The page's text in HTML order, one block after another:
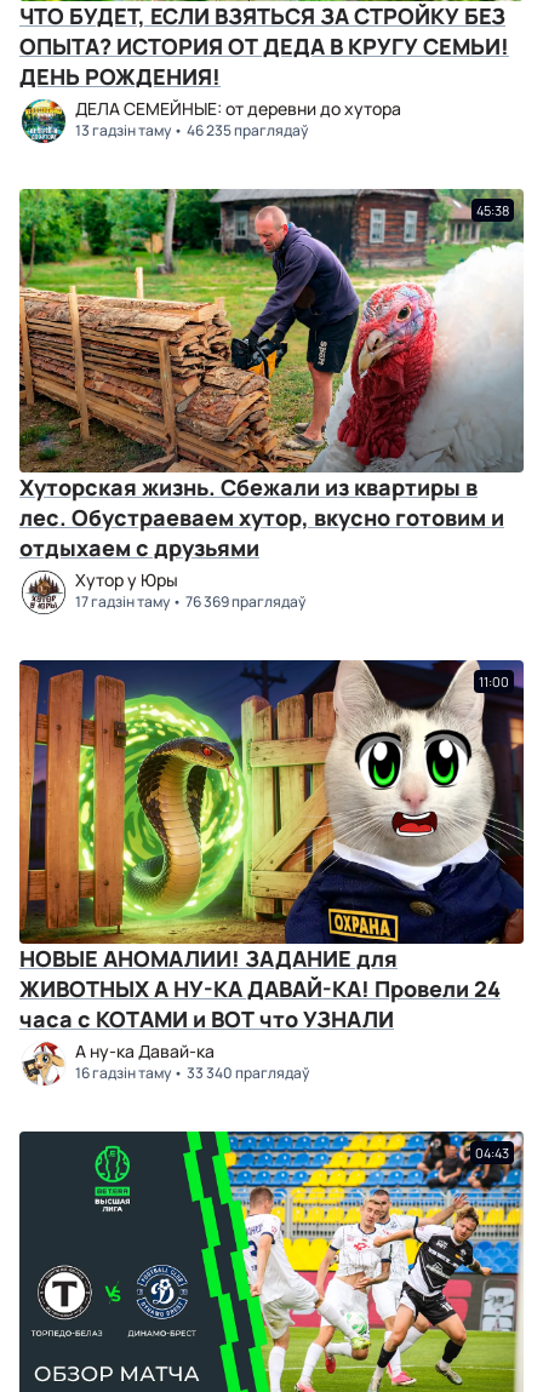
ЧТО БУДЕТ, ЕСЛИ ВЗЯТЬСЯ ЗА СТРОЙКУ БЕЗ
ОПЫТА? ИСТОРИЯ ОТ ДЕДА В КРУГУ СЕМЬИ!
ДЕНЬ РОЖДЕНИЯ!
ДЕЛА СЕМЕЙНЫЕ: от деревни до хутора
13 гадзін таму 46 235 праглядаў
45:38
Хуторская жизнь. Сбежали из квартиры в
лес. Обустраеваем хутор, вкусно готовим и
отдыхаем с друзьями
Хутор у Юры
17 гадзін таму 76 369 праглядаў
11:00
НОВЫЕ АНОМАЛИИ! ЗАДАНИЕ для
ЖИВОТНЫХ А НУ-КА ДАВАЙ-КА! Провели 24
часа с КОТАМИ и ВОТ что УЗНАЛИ
А ну-ка Давай-ка
16 гадзін таму 33 340 праглядаў
04:43